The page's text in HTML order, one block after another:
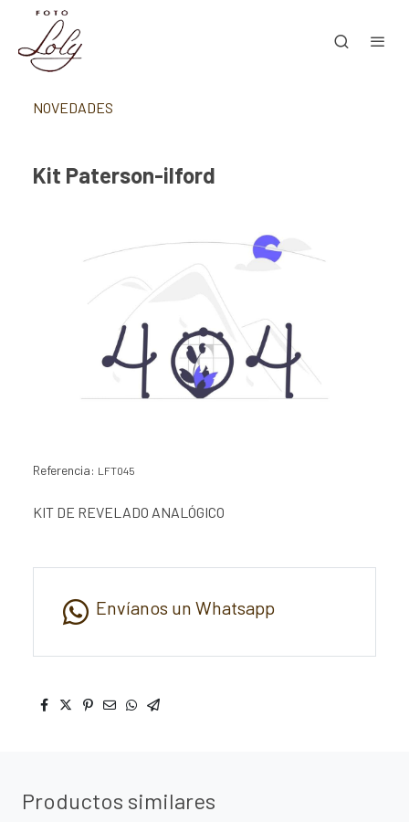
NOVEDADES
Kit Paterson-ilford
Referencia: LFT045
KIT DE REVELADO ANALÓGICO
Envíanos un Whatsapp
Productos similares